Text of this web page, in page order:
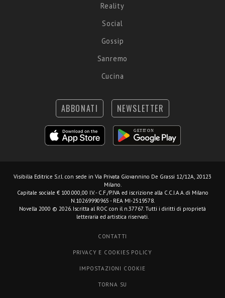
Reality
Social
Gossip
Sanremo
Cucina
ABBONATI NEWSLETTER
Visibilia Editrice S.r.l. con sede in Via Privata Giovannino De Grassi 12/12A, 20123
Milano.
Capitale sociale € 100.000,00 I.V. - C.F./P.IVA ed iscrizione alla C.C.I.A.A. di Milano
N.10269990965 - REA MI-2519578.
Novella 2000 © 2026. Iscritta al ROC con il n.37767. Tutti i diritti di proprietà
letteraria ed artistica riservati.
CONTATTI
PRIVACY E COOKIES POLICY
IMPOSTAZIONI COOKIE
TORNA SU